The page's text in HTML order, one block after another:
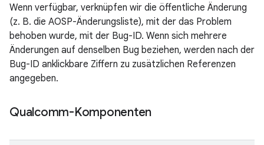
Wenn verfügbar, verknüpfen wir die öffentliche Änderung
(z. B. die AOSP-Änderungsliste), mit der das Problem
behoben wurde, mit der Bug-ID. Wenn sich mehrere
Änderungen auf denselben Bug beziehen, werden nach der
Bug-ID anklickbare Ziffern zu zusätzlichen Referenzen
angegeben.
Qualcomm-Komponenten